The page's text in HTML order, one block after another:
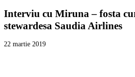
Interviu cu Miruna – fosta
stewardesa Saudia Airlines
22 martie 2019